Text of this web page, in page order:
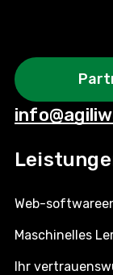
Web-
Maschinelles
Ihr